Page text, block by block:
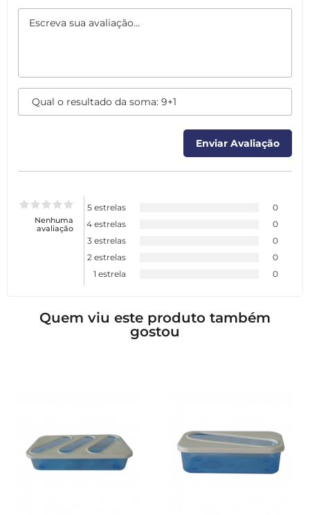
Nenhuma
avaliação
5 estrelas
0
4 estrelas
0
3 estrelas
0
2 estrelas
0
1 estrela
0
Quem viu este produto também
gostou